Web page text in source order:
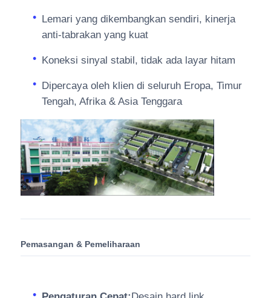
Lemari yang dikembangkan sendiri, kinerja
anti-tabrakan yang kuat
Koneksi sinyal stabil, tidak ada layar hitam
Dipercaya oleh klien di seluruh Eropa, Timur
Tengah, Afrika & Asia Tenggara
Pemasangan & Pemeliharaan